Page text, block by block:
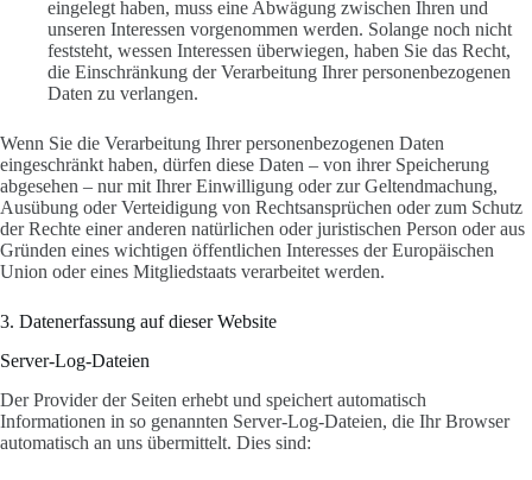
eingelegt haben, muss eine Abwägung zwischen Ihren und
unseren Interessen vorgenommen werden. Solange noch nicht
feststeht, wessen Interessen überwiegen, haben Sie das Recht,
die Einschränkung der Verarbeitung Ihrer personenbezogenen
Daten zu verlangen.
Wenn Sie die Verarbeitung Ihrer personenbezogenen Daten
eingeschränkt haben, dürfen diese Daten – von ihrer Speicherung
abgesehen – nur mit Ihrer Einwilligung oder zur Geltendmachung,
Ausübung oder Verteidigung von Rechtsansprüchen oder zum Schutz
der Rechte einer anderen natürlichen oder juristischen Person oder aus
Gründen eines wichtigen öffentlichen Interesses der Europäischen
Union oder eines Mitgliedstaats verarbeitet werden.
3. Datenerfassung auf dieser Website
Server-Log-Dateien
Der Provider der Seiten erhebt und speichert automatisch
Informationen in so genannten Server-Log-Dateien, die Ihr Browser
automatisch an uns übermittelt. Dies sind: